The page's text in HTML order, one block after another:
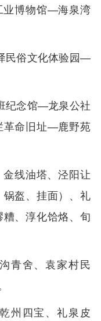
业博物馆—海泉湾
民俗文化体验园—
纪念馆—龙泉公社
命旧址—鹿野苑
线油塔、泾阳让
盔、挂面）、礼
、淳化饸烙、旬
青舍、袁家村民
州四宝、礼泉皮